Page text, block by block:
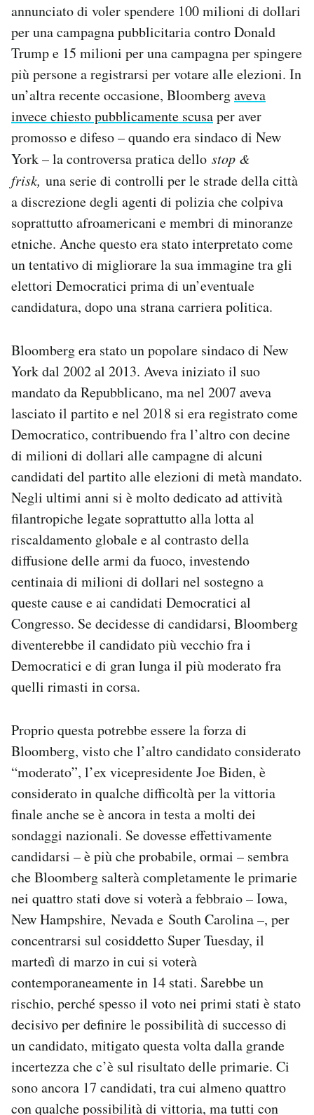
annunciato di voler spendere 100 milioni di dollari
per una campagna pubblicitaria contro Donald
Trump e 15 milioni per una campagna per spingere
più persone a registrarsi per votare alle elezioni. In
un’altra recente occasione, Bloombergaveva
invece chiesto pubblicamente scusaper aver
promosso e difeso – quando era sindaco di New
York – la controversa pratica dello stop &
frisk, una serie di controlli per le strade della città
a discrezione degli agenti di polizia che colpiva
soprattutto afroamericani e membri di minoranze
etniche. Anche questo era stato interpretato come
un tentativo di migliorare la sua immagine tra gli
elettori Democratici prima di un’eventuale
candidatura, dopo una strana carriera politica.
Bloomberg era stato un popolare sindaco di New
York dal 2002 al 2013. Aveva iniziato il suo
mandato da Repubblicano, ma nel 2007 aveva
lasciato il partito e nel 2018 si era registrato come
Democratico, contribuendo fra l’altro con decine
di milioni di dollari alle campagne di alcuni
candidati del partito alle elezioni di metà mandato.
Negli ultimi anni si è molto dedicato ad attività
filantropiche legate soprattutto alla lotta al
riscaldamento globale e al contrasto della
diffusione delle armi da fuoco, investendo
centinaia di milioni di dollari nel sostegno a
queste cause e ai candidati Democratici al
Congresso. Se decidesse di candidarsi, Bloomberg
diventerebbe il candidato più vecchio fra i
Democratici e di gran lunga il più moderato fra
quelli rimasti in corsa.
Proprio questa potrebbe essere la forza di
Bloomberg, visto che l’altro candidato considerato
“moderato”, l’ex vicepresidente Joe Biden, è
considerato in qualche difficoltà per la vittoria
finale anche se è ancora in testa a molti dei
sondaggi nazionali. Se dovesse effettivamente
candidarsi – è più che probabile, ormai – sembra
che Bloomberg salterà completamente le primarie
nei quattro stati dove si voterà a febbraio – Iowa,
New Hampshire, Nevada e South Carolina –, per
concentrarsi sul cosiddetto Super Tuesday, il
martedì di marzo in cui si voterà
contemporaneamente in 14 stati. Sarebbe un
rischio, perché spesso il voto nei primi stati è stato
decisivo per definire le possibilità di successo di
un candidato, mitigato questa volta dalla grande
incertezza che c’è sul risultato delle primarie. Ci
sono ancora 17 candidati, tra cui almeno quattro
con qualche possibilità di vittoria, ma tutti con